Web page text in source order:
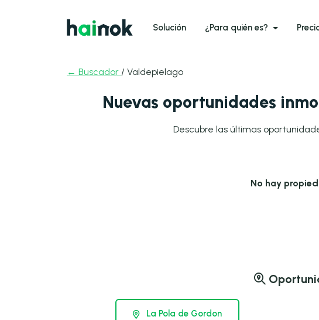
Solución ¿Para quién es?
← Buscador / Valdepielago
Nuevas oportunidades
Descubre las últimas
No hay
La Pola de Gordon